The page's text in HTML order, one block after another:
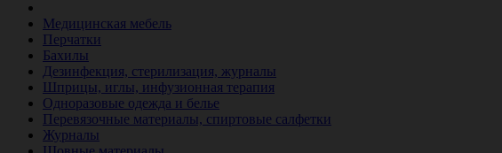
Медицинская мебель
Перчатки
Бахилы
Дезинфекция, стерилизация, журналы
Шприцы, иглы, инфузионная терапия
Одноразовые одежда и белье
Перевязочные материалы, спиртовые салфетки
Журналы